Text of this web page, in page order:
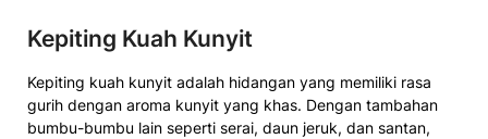
Kepiting Kuah Kunyit
Kepiting kuah kunyit adalah hidangan yang memiliki rasa
gurih dengan aroma kunyit yang khas. Dengan tambahan
bumbu-bumbu lain seperti serai, daun jeruk, dan santan,